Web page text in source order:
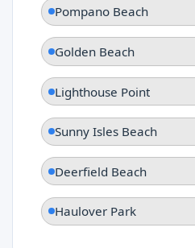
Pompano Beach
Golden Beach
Lighthouse Point
Sunny Isles Beach
Deerfield Beach
Haulover Park